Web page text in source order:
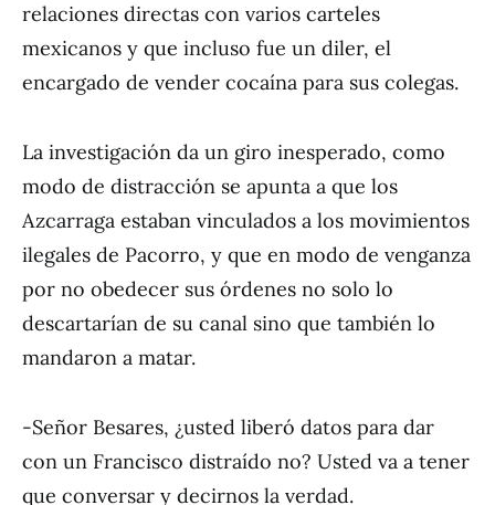
relaciones directas con varios carteles
mexicanos y que incluso fue un diler, el
encargado de vender cocaína para sus colegas.
La investigación da un giro inesperado, como
modo de distracción se apunta a que los
Azcarraga estaban vinculados a los movimientos
ilegales de Pacorro, y que en modo de venganza
por no obedecer sus órdenes no solo lo
descartarían de su canal sino que también lo
mandaron a matar.
-Señor Besares, ¿usted liberó datos para dar
con un Francisco distraído no? Usted va a tener
que conversar y decirnos la verdad.